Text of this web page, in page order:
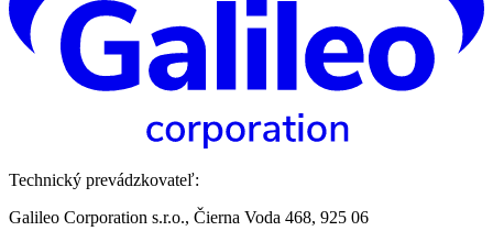
Technický prevádzkovateľ:
Galileo Corporation s.r.o., Čierna Voda 468, 925 06